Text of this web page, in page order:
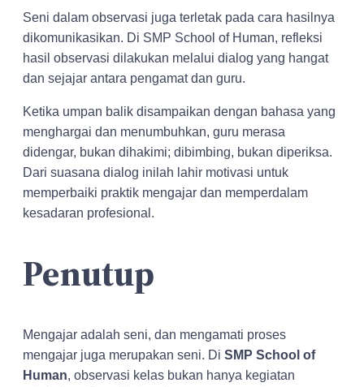
Seni dalam observasi juga terletak pada cara hasilnya
dikomunikasikan. Di SMP School of Human, refleksi
hasil observasi dilakukan melalui dialog yang hangat
dan sejajar antara pengamat dan guru.
Ketika umpan balik disampaikan dengan bahasa yang
menghargai dan menumbuhkan, guru merasa
didengar, bukan dihakimi; dibimbing, bukan diperiksa.
Dari suasana dialog inilah lahir motivasi untuk
memperbaiki praktik mengajar dan memperdalam
kesadaran profesional.
Penutup
Mengajar adalah seni, dan mengamati proses
mengajar juga merupakan seni. Di SMP School of
Human, observasi kelas bukan hanya kegiatan